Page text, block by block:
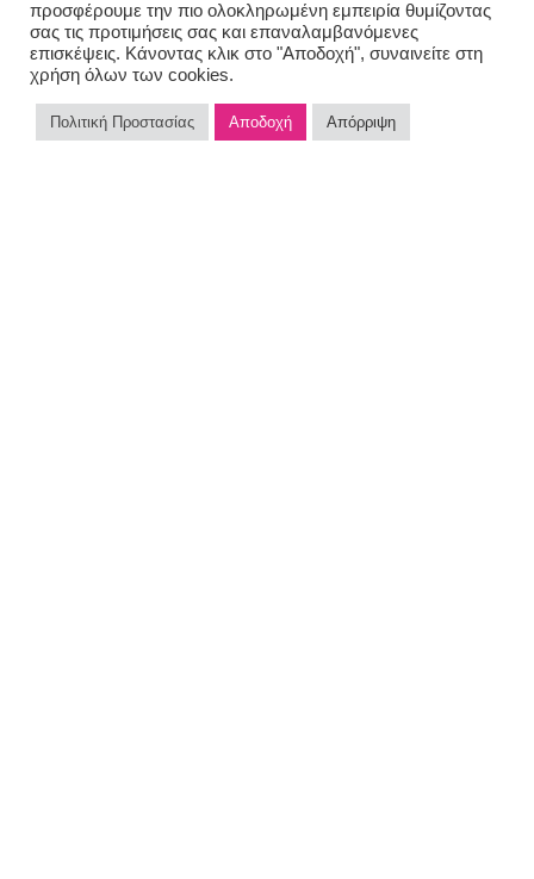
FACEBOOK
ΚΑΤΗΓΟΡΙΕΣ ΠΡΟΪΟΝΤΩΝ
προσφέρουμε την πιο ολοκληρωμένη εμπειρία θυμίζοντας
σας τις προτιμήσεις σας και επαναλαμβανόμενες
επισκέψεις. Κάνοντας κλικ στο "Αποδοχή", συναινείτε στη
χρήση όλων των cookies.
Πολιτική Προστασίας Αποδοχή Απόρριψη
0